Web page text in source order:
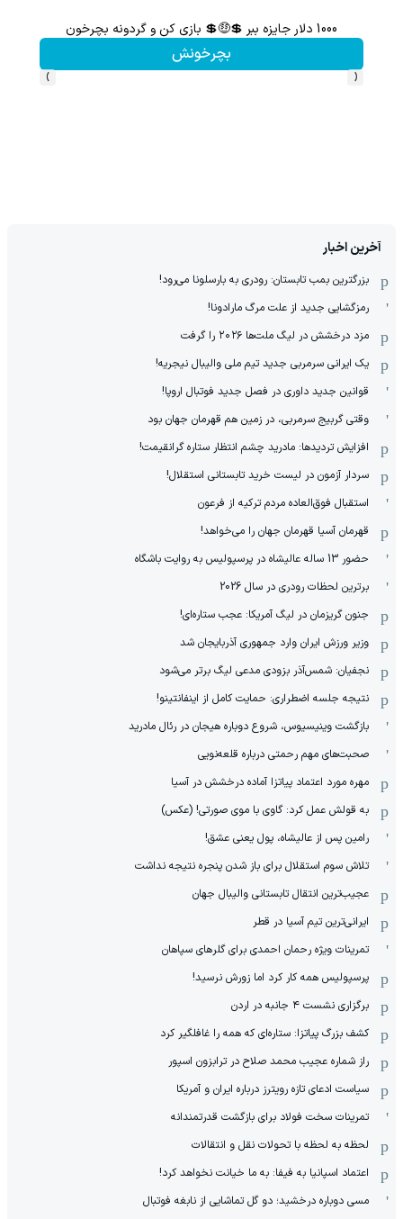
1000 دلار جایزه ببر 💲🤑💲 بازی کن و گردونه بچرخون
بچرخونش
‹
›
آخرین اخبار
بزرگترین بمب تابستان: رودری به بارسلونا می‌رود!
رمزگشایی جدید از علت مرگ مارادونا!
مزد درخشش در لیگ ملت‌ها ٢٠٢۶ را گرفت
یک ایرانی سرمربی جدید تیم ملی والیبال نیجریه!
قوانین جدید داوری در فصل جدید فوتبال اروپا!
وقتی گربیج سرمربی، در زمین هم قهرمان جهان بود
افزایش تردیدها: مادرید چشم انتظار ستاره گرانقیمت!
سردار آزمون در لیست خرید تابستانی استقلال!
استقبال فوق‌‌العاده مردم ترکیه از فرعون
قهرمان آسیا قهرمان جهان را می‌خواهد!
حضور 13 ساله عالیشاه در پرسپولیس به روایت باشگاه
برترین لحظات رودری در سال 2026
جنون گریزمان در لیگ آمریکا: عجب ستاره‌ای!
وزیر ورزش ایران وارد جمهوری آذربایجان شد
نجفیان: شمس‌آذر بزودی مدعی لیگ برتر می‌شود
نتیجه جلسه اضطراری: حمایت کامل از اینفانتینو!
بازگشت وینیسیوس، شروع دوباره هیجان در رئال مادرید
صحبت‌های مهم رحمتی درباره قلعه‌نویی
مهره مورد اعتماد پیاتزا آماده درخشش در آسیا
به قولش عمل کرد: گاوی با موی صورتی! (عکس)
رامین پس از عالیشاه، پول یعنی عشق!
تلاش سوم استقلال برای باز شدن پنجره نتیجه نداشت
عجیب‌ترین انتقال تابستانی والیبال جهان
ایرانی‌ترین تیم آسیا در قطر
تمرینات ویژه رحمان احمدی برای گلرهای سپاهان
پرسپولیس همه کار کرد اما زورش نرسید!
برگزاری نشست ۴ جانبه در اردن
کشف بزرگ پیاتزا: ستاره‌ای که همه را غافلگیر کرد
راز شماره عجیب محمد صلاح در ترابزون اسپور
سیاست ادعای تازه رویترز درباره ایران و آمریکا
تمرینات سخت فولاد برای بازگشت قدرتمندانه
لحظه به لحظه با تحولات نقل و انتقالات
اعتماد اسپانیا به فیفا: به ما خیانت نخواهد کرد!
مسی دوباره درخشید؛ دو گل تماشایی از نابغه فوتبال